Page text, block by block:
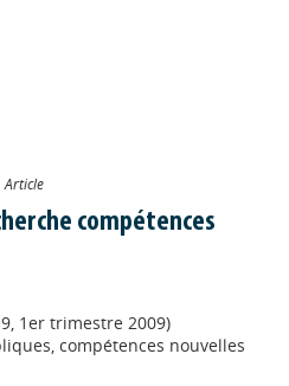
Article
compétences
1er trimestre 2009)
compétences nouvelles